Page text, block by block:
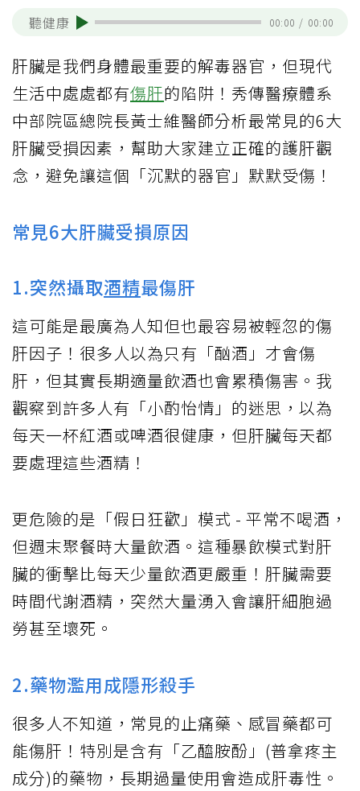
聽健康 00:00 / 00:00
肝臟是我們身體最重要的解毒器官，但現代
生活中處處都有傷肝的陷阱！秀傳醫療體系
中部院區總院長黃士維醫師分析最常見的6大
肝臟受損因素，幫助大家建立正確的護肝觀
念，避免讓這個「沉默的器官」默默受傷！
常見6大肝臟受損原因
1.突然攝取酒精最傷肝
這可能是最廣為人知但也最容易被輕忽的傷
肝因子！很多人以為只有「酗酒」才會傷
肝，但其實長期適量飲酒也會累積傷害。我
觀察到許多人有「小酌怡情」的迷思，以為
每天一杯紅酒或啤酒很健康，但肝臟每天都
要處理這些酒精！
更危險的是「假日狂歡」模式 - 平常不喝酒，
但週末聚餐時大量飲酒。這種暴飲模式對肝
臟的衝擊比每天少量飲酒更嚴重！肝臟需要
時間代謝酒精，突然大量湧入會讓肝細胞過
勞甚至壞死。
2.藥物濫用成隱形殺手
很多人不知道，常見的止痛藥、感冒藥都可
能傷肝！特別是含有「乙醯胺酚」(普拿疼主
成分)的藥物，長期過量使用會造成肝毒性。